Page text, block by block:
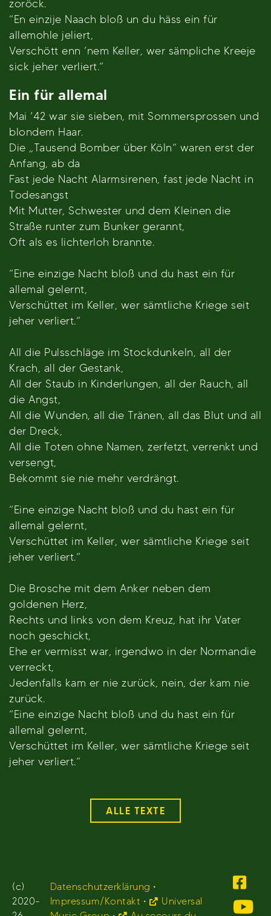
zoröck.
“En einzije Naach bloß un du häss ein für
allemohle jeliert,
Verschött enn ’nem Keller, wer sämpliche Kreeje
sick jeher verliert.“
Ein für allemal
Mai ’42 war sie sieben, mit Sommersprossen und
blondem Haar.
Die „Tausend Bomber über Köln“ waren erst der
Anfang, ab da
Fast jede Nacht Alarmsirenen, fast jede Nacht in
Todesangst
Mit Mutter, Schwester und dem Kleinen die
Straße runter zum Bunker gerannt,
Oft als es lichterloh brannte.
“Eine einzige Nacht bloß und du hast ein für
allemal gelernt,
Verschüttet im Keller, wer sämtliche Kriege seit
jeher verliert.“
All die Pulsschläge im Stockdunkeln, all der
Krach, all der Gestank,
All der Staub in Kinderlungen, all der Rauch, all
die Angst,
All die Wunden, all die Tränen, all das Blut und all
der Dreck,
All die Toten ohne Namen, zerfetzt, verrenkt und
versengt,
Bekommt sie nie mehr verdrängt.
“Eine einzige Nacht bloß und du hast ein für
allemal gelernt,
Verschüttet im Keller, wer sämtliche Kriege seit
jeher verliert.“
Die Brosche mit dem Anker neben dem
goldenen Herz,
Rechts und links von dem Kreuz, hat ihr Vater
noch geschickt,
Ehe er vermisst war, irgendwo in der Normandie
verreckt,
Jedenfalls kam er nie zurück, nein, der kam nie
zurück.
“Eine einzige Nacht bloß und du hast ein für
allemal gelernt,
Verschüttet im Keller, wer sämtliche Kriege seit
jeher verliert.“
ALLE TEXTE
(c)
2020-
Datenschutzerklärung •
Impressum/Kontakt •
Universal